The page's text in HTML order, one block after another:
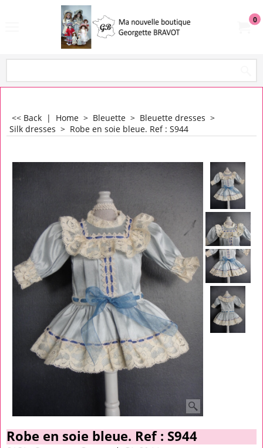
0
<< Back | Home > Bleuette > Bleuette dresses >
Silk dresses > Robe en soie bleue. Ref : S944
Robe en soie bleue. Ref : S944